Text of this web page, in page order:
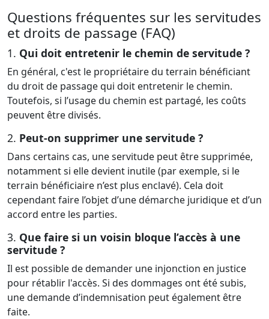
Questions fréquentes sur les servitudes
et droits de passage (FAQ)
1. Qui doit entretenir le chemin de servitude ?
En général, c'est le propriétaire du terrain bénéficiant
du droit de passage qui doit entretenir le chemin.
Toutefois, si l’usage du chemin est partagé, les coûts
peuvent être divisés.
2. Peut-on supprimer une servitude ?
Dans certains cas, une servitude peut être supprimée,
notamment si elle devient inutile (par exemple, si le
terrain bénéficiaire n’est plus enclavé). Cela doit
cependant faire l’objet d’une démarche juridique et d’un
accord entre les parties.
3. Que faire si un voisin bloque l’accès à une
servitude ?
Il est possible de demander une injonction en justice
pour rétablir l'accès. Si des dommages ont été subis,
une demande d’indemnisation peut également être
faite.